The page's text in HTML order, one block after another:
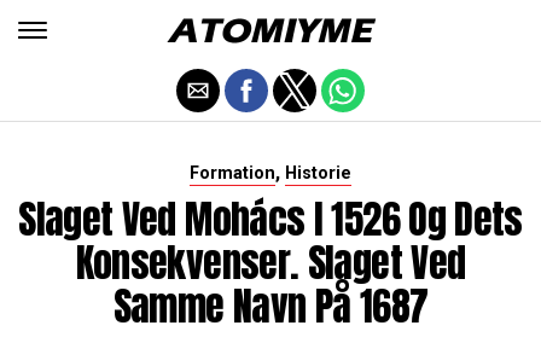
Formation, Historie
Slaget Ved Mohács I 1526 Og Dets
Konsekvenser. Slaget Ved
Samme Navn På 1687